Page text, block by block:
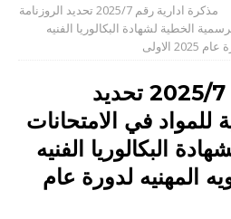
مذكرة ادارية رقم 2025/7 تحديد الروزنامة
الخطية لشهادة البكالوريا الفنيه
الاولى
مذكرة ادارية رقم 2025/7 تحديد
للمواد في الامتحانات
البكالوريا الفنيه
المهنيه لدورة عام